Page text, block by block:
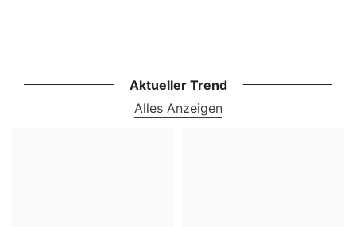
Aktueller Trend
Alles Anzeigen